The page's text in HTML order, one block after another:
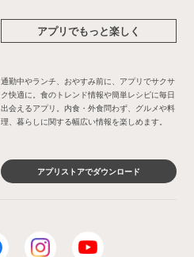
アプリでもっと楽しく
通勤中やランチ、おやすみ前に、アプリでサクサ
ク快適に。食のトレンド情報や簡単レシピに毎日
出会えるアプリ。内食・外食問わず、グルメや料
理、暮らしに関する幅広い情報を楽しめます。
アプリストアでダウンロード